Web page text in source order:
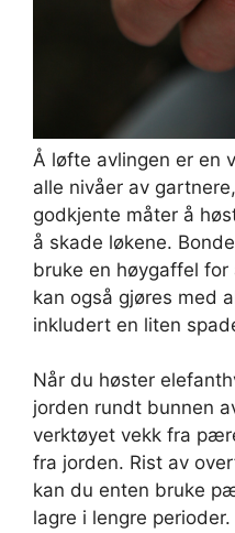
Å løfte avlingen er en
alle nivåer av
godkjente måter å
å skade løkene.
bruke en høygaffel
kan også gjøres med
inkludert en liten
Når du høster
jorden rundt bunnen
verktøyet vekk fra
fra jorden. Rist av
kan du enten bruke
lagre i lengre perioder.